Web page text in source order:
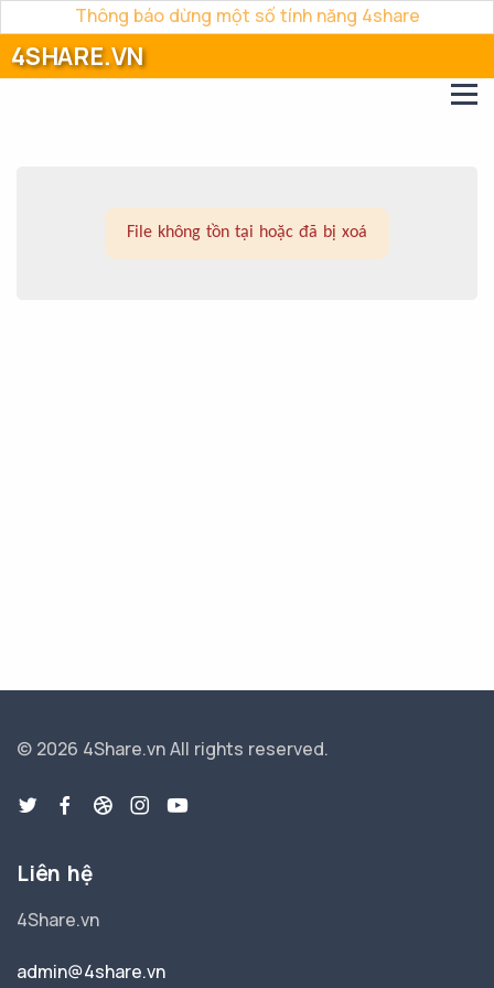
Thông báo dừng một số tính năng 4share
4SHARE.VN
File không tồn tại hoặc đã bị xoá
© 2026 4Share.vnAll rights reserved.
Liên hệ
4Share.vn
admin@4share.vn